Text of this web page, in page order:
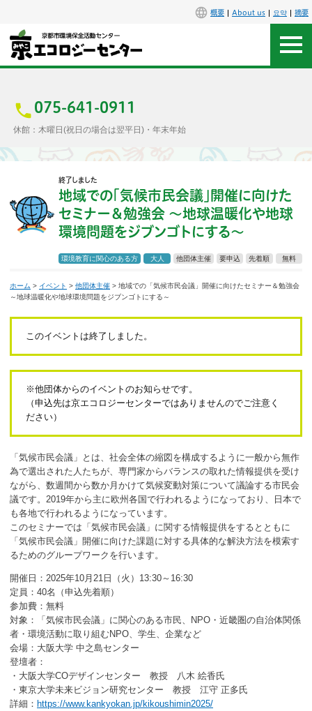
概要 About us 요약 摘要
075-641-0911
休館：木曜日(祝日の場合は翌平日)・年末年始
アクセス
施設案内
エコセンで楽しもう
講座
ボランティア
発行物
団体で見学希望の方
学校関係の方
企業・環境団体の方
エコメイト・京エコサポーターの方
終了しました
地域での「気候市民会議」開催に向けた
セミナー＆勉強会 〜地球温暖化や地球
環境問題をジブンゴトにする〜
環境教育に関心のある方 大人 他団体主催 要申込 先着順 無料
ホーム > イベント > 他団体主催 > 地域での「気候市民会議」開催に向けたセミナー＆勉強会
～地球温暖化や地球環境問題をジブンゴトにする～
このイベントは終了しました。
※他団体からのイベントのお知らせです。
（申込先は京エコロジーセンターではありませんのでご注意く
ださい）
「気候市民会議」とは、社会全体の縮図を構成するように一般から無作
為で選出された人たちが、専門家からバランスの取れた情報提供を受け
ながら、数週間から数か月かけて気候変動対策について議論する市民会
議です。2019年から主に欧州各国で行われるようになっており、日本で
も各地で行われるようになっています。
このセミナーでは「気候市民会議」に関する情報提供をするとともに
「気候市民会議」開催に向けた課題に対する具体的な解決方法を模索す
るためのグループワークを行います。
開催日：2025年10月21日（火）13:30～16:30
定員：40名（申込先着順）
参加費：無料
対象：「気候市民会議」に関心のある市民、NPO・近畿圏の自治体関係
者・環境活動に取り組むNPO、学生、企業など
会場：大阪大学 中之島センター
登壇者：
・大阪大学COデザインセンター 教授 八木 絵香氏
・東京大学未来ビジョン研究センター 教授 江守 正多氏
詳細： https://www.kankyokan.jp/kikoushimin2025/